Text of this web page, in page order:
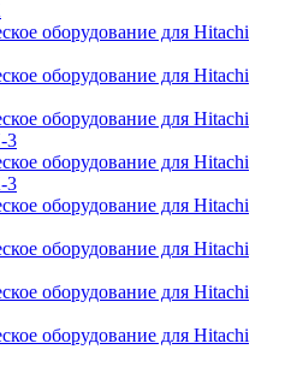
оборудование для Hitachi
оборудование для Hitachi
оборудование для Hitachi
3
оборудование для Hitachi
3
оборудование для Hitachi
оборудование для Hitachi
оборудование для Hitachi
оборудование для Hitachi